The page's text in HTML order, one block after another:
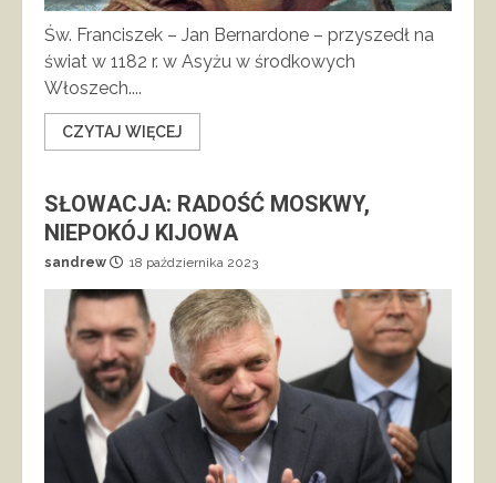
Św. Franciszek – Jan Bernardone – przyszedł na
świat w 1182 r. w Asyżu w środkowych
Włoszech....
CZYTAJ WIĘCEJ
SŁOWACJA: RADOŚĆ MOSKWY,
NIEPOKÓJ KIJOWA
sandrew 18 października 2023